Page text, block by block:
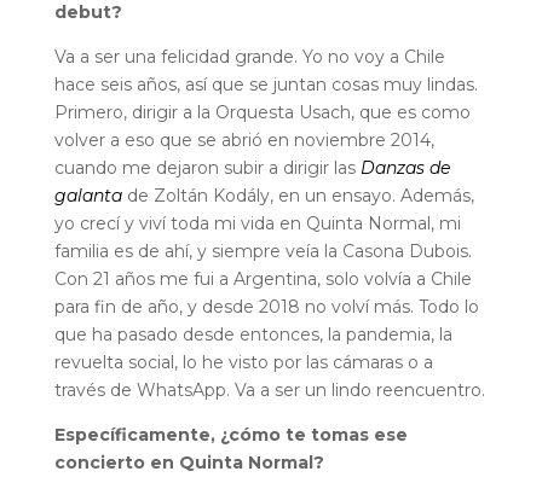
debut?
Va a ser una felicidad grande. Yo no voy a Chile
hace seis años, así que se juntan cosas muy lindas.
Primero, dirigir a la Orquesta Usach, que es como
volver a eso que se abrió en noviembre 2014,
cuando me dejaron subir a dirigir las Danzas de
galanta de Zoltán Kodály, en un ensayo. Además,
yo crecí y viví toda mi vida en Quinta Normal, mi
familia es de ahí, y siempre veía la Casona Dubois.
Con 21 años me fui a Argentina, solo volvía a Chile
para fin de año, y desde 2018 no volví más. Todo lo
que ha pasado desde entonces, la pandemia, la
revuelta social, lo he visto por las cámaras o a
través de WhatsApp. Va a ser un lindo reencuentro.
Específicamente, ¿cómo te tomas ese
concierto en Quinta Normal?